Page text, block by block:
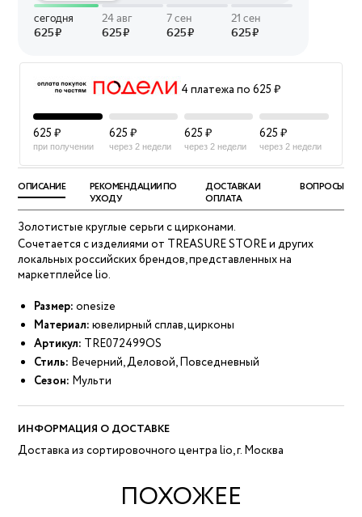
4 платежа по 625 ₽
625 ₽
при получении
625 ₽
через 2 недели
625 ₽
через 2 недели
625 ₽
через 2 недели
ОПИСАНИЕ
РЕКОМЕНДАЦИИ ПО
УХОДУ
ДОСТАВКА И
ОПЛАТА
ВОПРОСЫ
Золотистые круглые серьги с цирконами.
Сочетается с изделиями от TREASURE STORE и других
локальных российских брендов, представленных на
маркетплейсе lio.
Размер: onesize
Материал: ювелирный сплав, цирконы
Артикул: TRE072499OS
Стиль: Вечерний, Деловой, Повседневный
Сезон: Мульти
ИНФОРМАЦИЯ О ДОСТАВКЕ
Доставка из сортировочного центра lio, г. Москва
ПОХОЖЕЕ